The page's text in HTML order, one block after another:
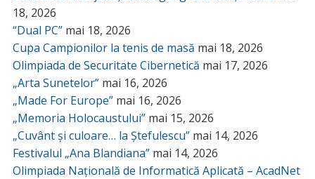
18, 2026
“Dual PC” mai 18, 2026
Cupa Campionilor la tenis de masă mai 18, 2026
Olimpiada de Securitate Cibernetică mai 17, 2026
„Arta Sunetelor” mai 16, 2026
„Made For Europe” mai 16, 2026
„Memoria Holocaustului” mai 15, 2026
„Cuvânt și culoare… la Ștefulescu” mai 14, 2026
Festivalul „Ana Blandiana” mai 14, 2026
Olimpiada Națională de Informatică Aplicată – AcadNet